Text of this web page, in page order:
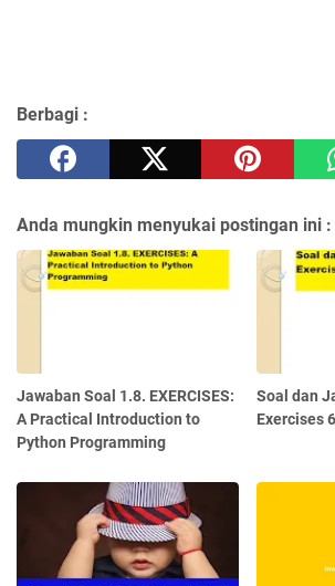
Berbagi :
Anda mungkin menyukai postingan ini :
Jawaban Soal 1.8. EXERCISES:
A Practical Introduction to
Python Programming
Soal dan
Exercises